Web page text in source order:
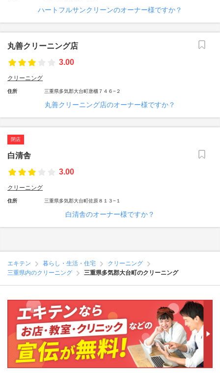
ハートフルサンクリーンのオーナー様ですか？
丸善クリーニング店
3.00
クリーニング
住所 三重県多気郡大台町唐櫃７４６−２
丸善クリーニング店のオーナー様ですか？
閉店
白清舎
3.00
クリーニング
住所 三重県多気郡大台町佐原８１３−１
白清舎のオーナー様ですか？
エキテン 暮らし・生活・住宅
クリーニング
三重県内のクリーニング
三重県多気郡大台町のクリーニング